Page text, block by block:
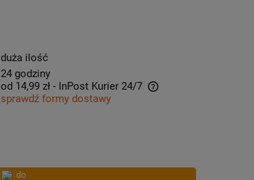
duża ilość
24 godziny
od 14,99 zł - InPost Kurier 24/7
sprawdź formy dostawy